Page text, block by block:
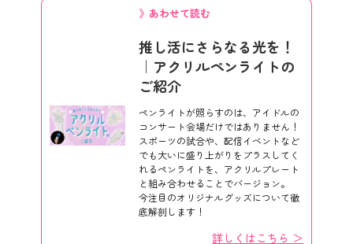
》あわせて読む
推し活にさらなる光を！
｜アクリルペンライトの
ご紹介
ペンライトが照らすのは、アイドルの
コンサート会場だけではありません！
スポーツの試合や、配信イベントなど
でも大いに盛り上がりをプラスしてく
れるペンライトを、アクリルプレート
と組み合わせることでバージョン。
今注目のオリジナルグッズについて徹
底解剖します！
詳しくはこちら ＞